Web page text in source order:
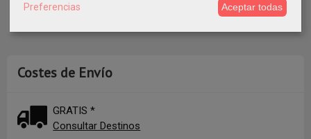
Costes de Envío
GRATIS *
Consultar Destinos
Preferencias Aceptar todas